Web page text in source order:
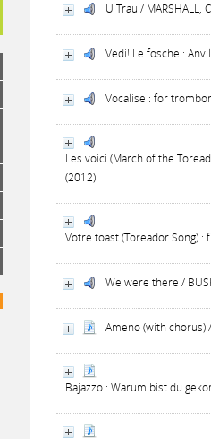
U Trau / MARSHALL,
Vedi! Le fosche :
Vocalise : for
Les voici (March of the
(2012)
Votre toast (Toreador Song) :
We were there /
Ameno (with chorus)
Bajazzo : Warum bist du